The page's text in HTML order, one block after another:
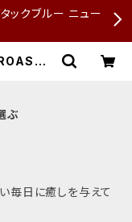
ックブルー ニュー
ぶ
毎日に癒しを与えて